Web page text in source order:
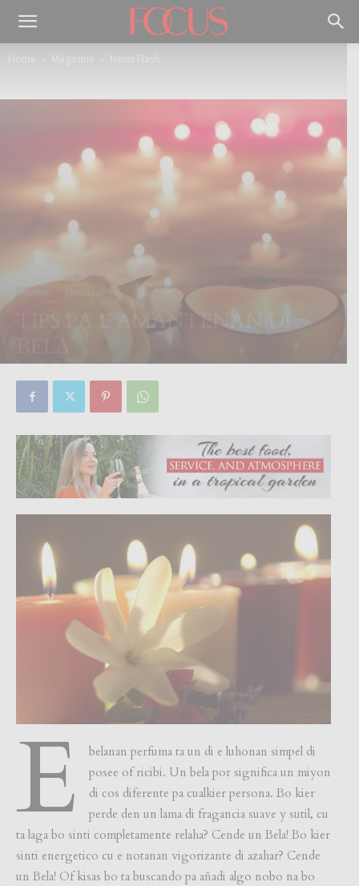
Home Magazine News Flash
Magazine
TIPS PA E AMANTENAN DI
E
belanan perfuma ta un di e luhonan simpel di
posee of ricibi. Un bela por significa un miyon
di cos diferente pa cualkier persona. Bo kier
perde den un lama di fragancia suave y sutil, cu
ta laga bo sinti completamente relaha? Cende un Bela! Bo kier
sinti energetico cu e notanan vigorizante di azahar? Cende
un Bela! Of kisas bo ta buscando pa añadi algo nobo na bo